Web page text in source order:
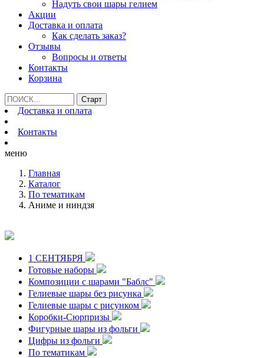
Надуть свои шары гелием
Акции
Доставка и оплата
Как сделать заказ?
Отзывы
Вопросы и ответы
Контакты
Корзина
Доставка и оплата
Контакты
меню
Главная
Каталог
По тематикам
Аниме и ниндзя
1 СЕНТЯБРЯ
Готовые наборы
Композиции с шарами "Баблс"
Гелиевые шары без рисунка
Гелиевые шары с рисунком
Коробки-Сюрпризы
Фигурные шары из фольги
Цифры из фольги
По тематикам